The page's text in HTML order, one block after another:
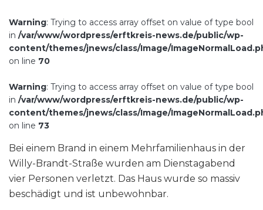
Warning: Trying to access array offset on value of type bool
in /var/www/wordpress/erftkreis-news.de/public/wp-
content/themes/jnews/class/Image/
on line 70
Warning: Trying to access array offset on value of type bool
in /var/www/wordpress/erftkreis-news.de/public/wp-
content/themes/jnews/class/Image/
on line 73
Bei einem Brand in einem Mehrfamilienhaus in der
Willy-Brandt-Straße wurden am Dienstagabend
vier Personen verletzt. Das Haus wurde so massiv
beschädigt und ist unbewohnbar.